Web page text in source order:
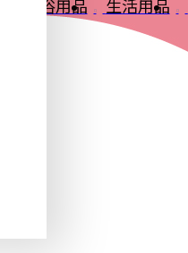
衛浴用品 生活用品